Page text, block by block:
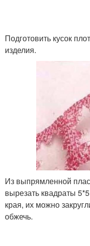
Подготовить кусок
изделия.
Из выпрямленной
вырезать квадраты
края, их можно
обжечь.